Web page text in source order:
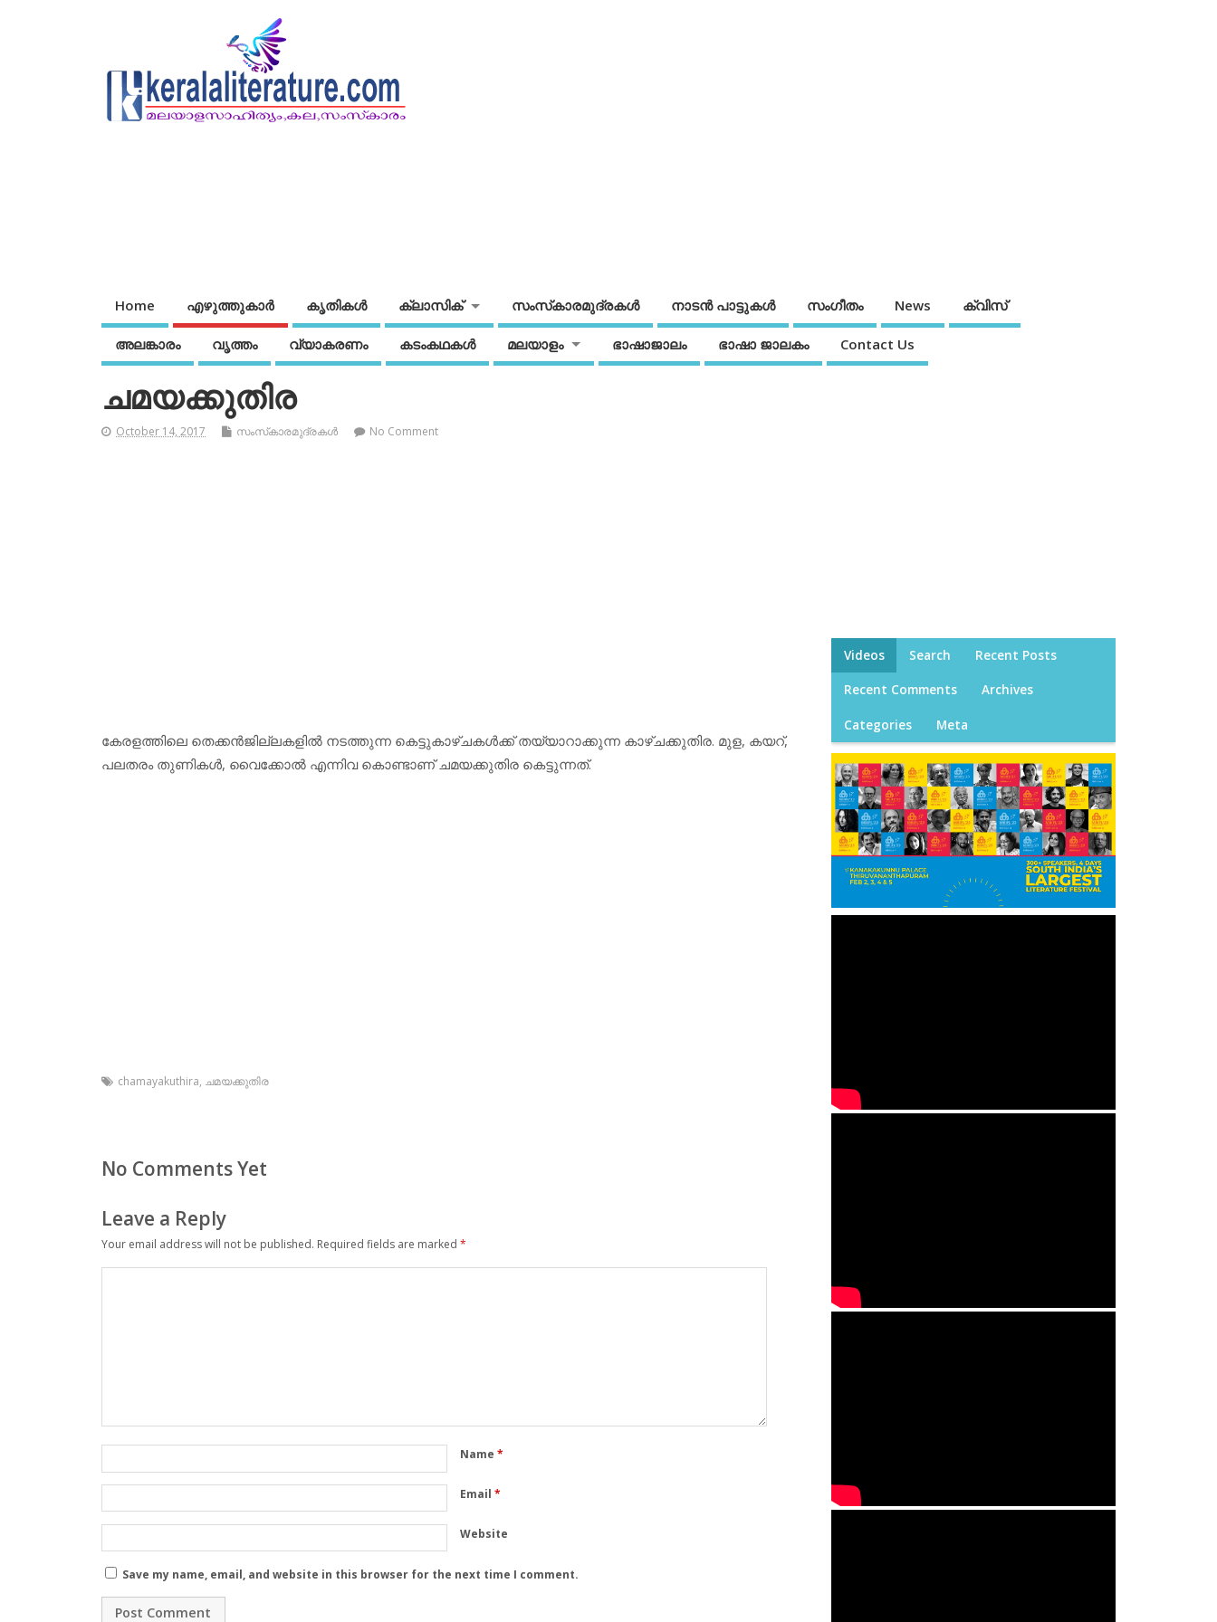
Home എഴുത്തുകാര്‍ കൃതികൾ ക്ലാസിക് സംസ്‌കാരമുദ്രകള്‍ നാടന്‍ പാട്ടുകള്‍ സംഗീതം News ക്വിസ്
അലങ്കാരം വൃത്തം വ്യാകരണം കടംകഥകള്‍ മലയാളം ഭാഷാജാലം ഭാഷാ ജാലകം Contact Us
ചമയക്കുതിര
October 14, 2017 സംസ്‌കാരമുദ്രകള്‍ No Comment
കേരളത്തിലെ തെക്കന്‍ജില്ലകളില്‍ നടത്തുന്ന കെട്ടുകാഴ്ചകള്‍ക്ക് തയ്യാറാക്കുന്ന കാഴ്ചക്കുതിര. മുള, കയറ്,
പലതരം തുണികള്‍, വൈക്കോല്‍ എന്നിവ കൊണ്ടാണ് ചമയക്കുതിര കെട്ടുന്നത്.
chamayakuthira, ചമയക്കുതിര
No Comments Yet
Leave a Reply
Your email address will not be published. Required fields are marked *
Name *
Email *
Website
Save my name, email, and website in this browser for the next time I comment.
Videos Search Recent Posts
Recent Comments Archives
Categories Meta